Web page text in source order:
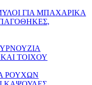
ΓΙΑ ΜΠΑΧΑΡΙΚΑ
ΤΟΙΧΟΥ
ΡΟΥΧΩΝ